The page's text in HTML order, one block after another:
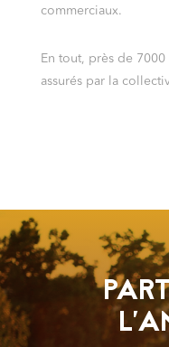
commerciaux.
En tout, près de
assurés par la